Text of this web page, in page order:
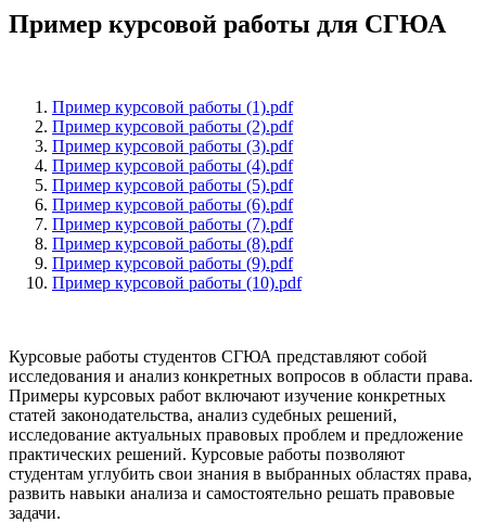
Пример курсовой работы для СГЮА
Пример курсовой работы (1).pdf
Пример курсовой работы (2).pdf
Пример курсовой работы (3).pdf
Пример курсовой работы (4).pdf
Пример курсовой работы (5).pdf
Пример курсовой работы (6).pdf
Пример курсовой работы (7).pdf
Пример курсовой работы (8).pdf
Пример курсовой работы (9).pdf
Пример курсовой работы (10).pdf
Курсовые работы студентов СГЮА представляют собой
исследования и анализ конкретных вопросов в области права.
Примеры курсовых работ включают изучение конкретных
статей законодательства, анализ судебных решений,
исследование актуальных правовых проблем и предложение
практических решений. Курсовые работы позволяют
студентам углубить свои знания в выбранных областях права,
развить навыки анализа и самостоятельно решать правовые
задачи.